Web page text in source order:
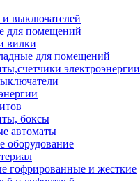
и выключателей
для помещений
вилки
для помещений
электроэнергии
боксы
автоматы
оборудование
гофрированные и жесткие